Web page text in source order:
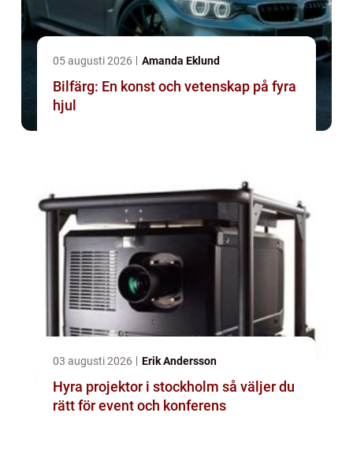
05 augusti 2026 Amanda Eklund
Bilfärg: En konst och vetenskap på fyra
hjul
03 augusti 2026 Erik Andersson
Hyra projektor i stockholm så väljer du
rätt för event och konferens